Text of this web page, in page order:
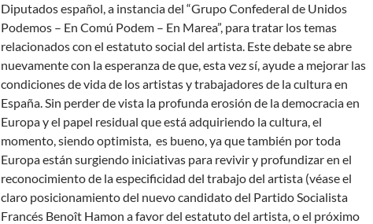
Diputados español, a instancia del “Grupo Confederal de Unidos
Podemos – En Comú Podem – En Marea”, para tratar los temas
relacionados con el estatuto social del artista. Este debate se abre
nuevamente con la esperanza de que, esta vez sí, ayude a mejorar las
condiciones de vida de los artistas y trabajadores de la cultura en
España. Sin perder de vista la profunda erosión de la democracia en
Europa y el papel residual que está adquiriendo la cultura, el
momento, siendo optimista, es bueno, ya que también por toda
Europa están surgiendo iniciativas para revivir y profundizar en el
reconocimiento de la especificidad del trabajo del artista (véase el
claro posicionamiento del nuevo candidato del Partido Socialista
Francés Benoît Hamon a favor del estatuto del artista, o el próximo